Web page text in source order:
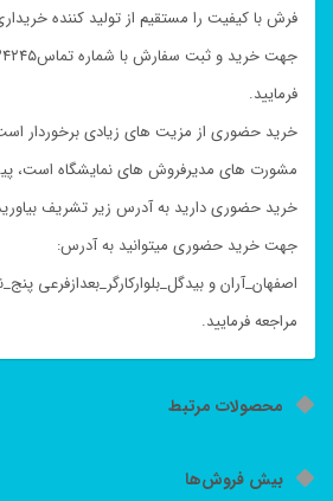
فرش با کیفیت را مستقیم از تولید کننده
فرمایید.
خرید حضوری از مزیت های زیادی برخوردار است
مشورت های مدیرفروش های نمایشگاه است،
خرید حضوری دارید به آدرس زیر تشریف
جهت خرید حضوری میتوانید به آدرس:
اصفهان_آران و بیدگل_بلوارکارگر_بعدازفرعی
مراجعه فرمایید.
محصولات مرتبط
بیش فروش‌ها